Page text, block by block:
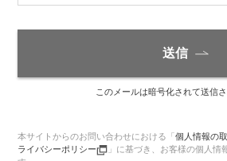
送信
このメールは暗号化されて送信さ
本サイトからのお問い合わせにおける「個人情報の
ライバシーポリシー
」に基づき、お客様の個人情